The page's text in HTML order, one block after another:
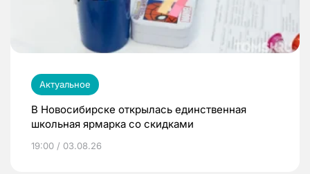
Актуальное
В Новосибирске открылась единственная
школьная ярмарка со скидками
19:00 / 03.08.26